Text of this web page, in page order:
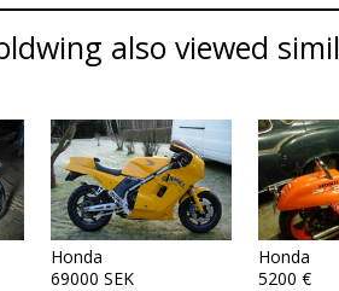
also viewed
Honda
69000 SEK
Honda
5200 €